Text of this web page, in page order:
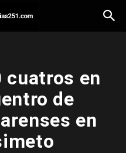
cuatros en
de
en